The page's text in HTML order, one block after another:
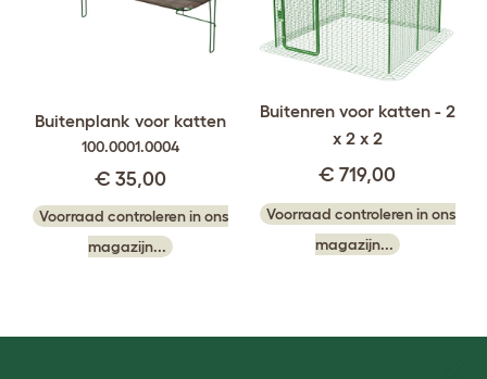
Buitenplank voor katten
100.0001.0004
€ 35,00
Voorraad controleren in ons
magazijn...
Buitenren voor katten - 2
x 2 x 2
€ 719,00
Voorraad controleren in ons
magazijn...